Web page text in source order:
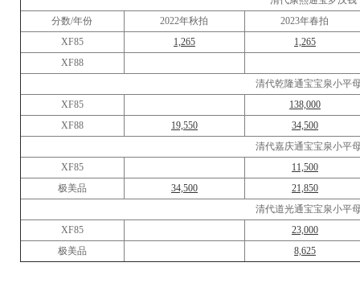
分数/年份
2022年秋拍
2023年春拍
XF85
1,265
1,265
XF88
清代乾隆通宝宝泉小平
XF85
138,000
XF88
19,550
34,500
清代嘉庆通宝宝泉小平
XF85
11,500
极美品
34,500
21,850
清代道光通宝宝泉小平
XF85
23,000
极美品
8,625